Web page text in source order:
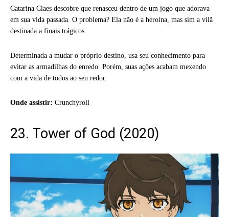
Catarina Claes descobre que renasceu dentro de um jogo que adorava
em sua vida passada. O problema? Ela não é a heroína, mas sim a vilã
destinada a finais trágicos.
Determinada a mudar o próprio destino, usa seu conhecimento para
evitar as armadilhas do enredo. Porém, suas ações acabam mexendo
com a vida de todos ao seu redor.
Onde assistir: Crunchyroll
23. Tower of God (2020)